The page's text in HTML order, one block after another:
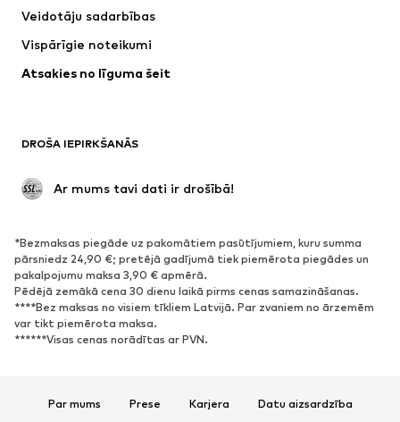
Apakšveļa
Mēteļi
Svinības
Ekskluzīvi
APAVI
Jaunumi
Šobrīd populāri
Brīvā laika apavi
Puszābaki
Augstpapēžu apavi
Zābaki
Atvērti apavi
Mājas apavi
Veidotāju sadarbības
Vispārīgie noteikumi
Atsakies no līguma šeit
DROŠA IEPIRKŠANĀS
Ar mums tavi dati ir drošībā!
*Bezmaksas piegāde uz pakomātiem pasūtījumiem, kuru summa
pārsniedz 24,90 €; pretējā gadījumā tiek piemērota piegādes un
pakalpojumu maksa 3,90 € apmērā.
Pēdējā zemākā cena 30 dienu laikā pirms cenas samazināšanas.
****Bez maksas no visiem tīkliem Latvijā. Par zvaniem no ārzemēm
var tikt piemērota maksa.
******Visas cenas norādītas ar PVN.
Par mums Prese Karjera Datu aizsardzība